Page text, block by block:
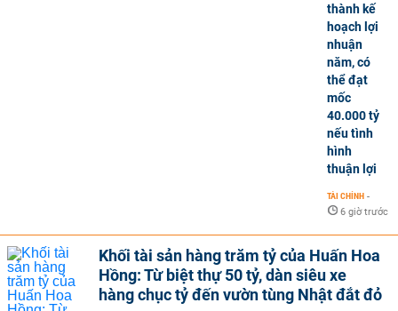
thành kế
hoạch lợi
nhuận
năm, có
thể đạt
mốc
40.000 tỷ
nếu tình
hình
thuận lợi
TÀI CHÍNH -
6 giờ trước
Khối tài sản hàng trăm tỷ của Huấn Hoa
Hồng: Từ biệt thự 50 tỷ, dàn siêu xe
hàng chục tỷ đến vườn tùng Nhật đắt đỏ